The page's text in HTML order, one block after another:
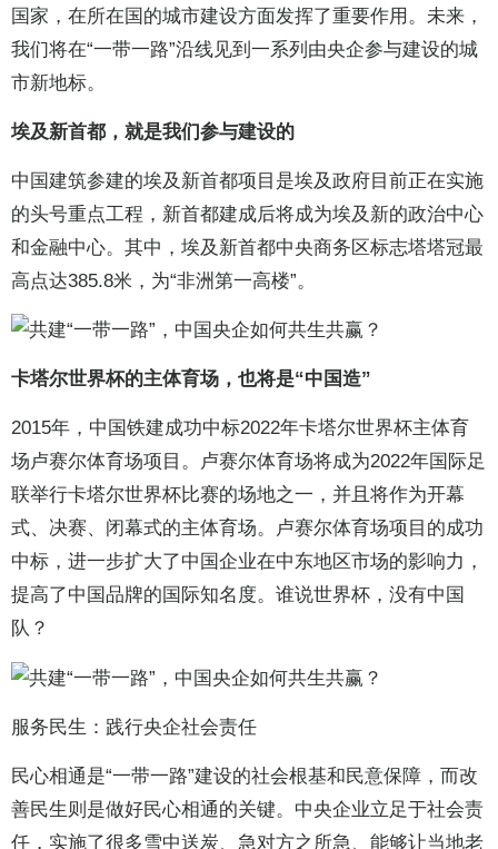
国家，在所在国的城市建设方面发挥了重要作用。未来，
我们将在“一带一路”沿线见到一系列由央企参与建设的城
市新地标。
埃及新首都，就是我们参与建设的
中国建筑参建的埃及新首都项目是埃及政府目前正在实施
的头号重点工程，新首都建成后将成为埃及新的政治中心
和金融中心。其中，埃及新首都中央商务区标志塔塔冠最
高点达385.8米，为“非洲第一高楼”。
卡塔尔世界杯的主体育场，也将是“中国造”
2015年，中国铁建成功中标2022年卡塔尔世界杯主体育
场卢赛尔体育场项目。卢赛尔体育场将成为2022年国际足
联举行卡塔尔世界杯比赛的场地之一，并且将作为开幕
式、决赛、闭幕式的主体育场。卢赛尔体育场项目的成功
中标，进一步扩大了中国企业在中东地区市场的影响力，
提高了中国品牌的国际知名度。谁说世界杯，没有中国
队？
服务民生：践行央企社会责任
民心相通是“一带一路”建设的社会根基和民意保障，而改
善民生则是做好民心相通的关键。中央企业立足于社会责
任，实施了很多雪中送炭、急对方之所急、能够让当地老